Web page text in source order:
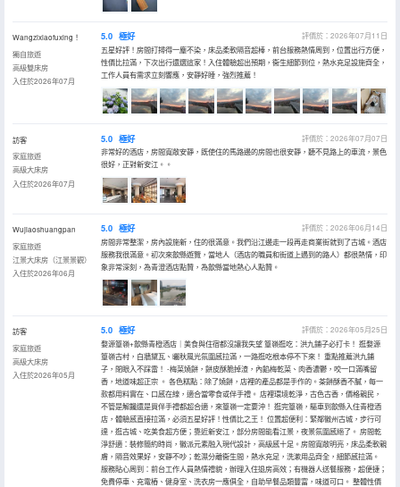
Wangzixiaofuxing！
獨自旅遊
高級雙床房
入住於2026年07月
5.0 極好
評價於：2026年07月11日
五星好評！房間打掃得一塵不染，床品柔軟隔音超棒，前台服務熱情周到，位置出行方便，
性價比拉滿，下次出行還選這家！入住體驗超出預期，衞生細節到位，熱水充足設施齊全，
工作人員有需求立刻響應，安靜好睡，強烈推薦！
訪客
家庭旅遊
高級大床房
入住於2026年07月
5.0 極好
評價於：2026年07月07日
非常好的酒店，房間寬敞安靜，既使住的馬路邊的房間也很安靜，聽不見路上的車流，景色
很好，正對新安江。。
Wujiaoshuangpan
家庭旅遊
江景大床房（江景景觀）
入住於2026年06月
5.0 極好
評價於：2026年06月14日
房間非常整潔，房內設施新，住的很滿意。我們沿江邊走一段再走商業街就到了古城。酒店
服務我很滿意。初次來歙縣遊覽，當地人（酒店的職員和街道上遇到的路人）都很熱情，印
象非常深刻，為青澄酒店點贊，為歙縣當地熱心人點贊。
訪客
家庭旅遊
高級大床房
入住於2026年05月
5.0 極好
評價於：2026年05月25日
婺源篁嶺+歙縣青橙酒店｜美食與住宿都沒讓我失望 篁嶺逛吃：洪九鋪子必打卡！ 逛婺源
篁嶺古村，白牆黛瓦、曬秋風光氛圍感拉滿，一路逛吃根本停不下來！ 重點推薦洪九鋪
子，閉眼入不踩雷！ -梅菜燒餅，餅皮酥脆掉渣，內餡梅乾菜、肉香濃鬱，咬一口滿嘴留
香，地道味超正宗 。 各色糕點：除了燒餅，店裡的產品都是手作的。茶餅酥香不膩，每一
款都用料實在、口感在線，適合當零食或伴手禮。 店裡環境乾淨，古色古香，價格親民，
不管是解饞還是買伴手禮都超合適，來篁嶺一定要沖！ 逛完篁嶺，驅車到歙縣入住青橙酒
店，體驗感直接拉滿，必須五星好評！性價比之王！ 位置超便利：緊鄰徽州古城，步行可
達，逛古城、吃美食超方便；靠近新安江，部分房間能看江景，夜景氛圍感絕了。 房間乾
淨舒適：裝修簡約時尚，徽派元素融入現代設計，高級感十足。房間寬敞明亮，床品柔軟親
膚，隔音效果好，安靜不吵；乾濕分離衞生間，熱水充足，洗漱用品齊全，細節感拉滿。
服務貼心周到：前台工作人員熱情禮貌，辦理入住退房高效；有機器人送餐服務，超便捷；
免費停車、充電樁、健身室、洗衣房一應俱全，自助早餐品類豐富，味道可口。 整體性價